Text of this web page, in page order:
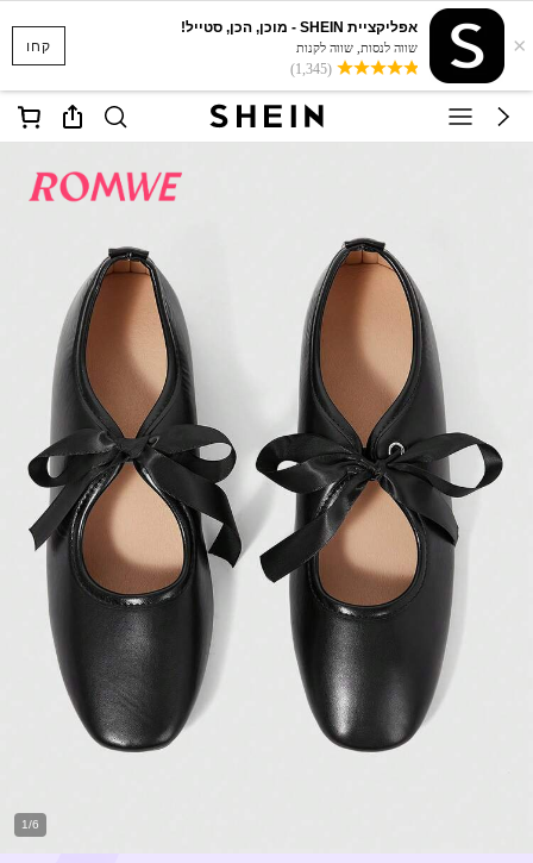
קחו ×
אפליקציית SHEIN - מוכן, הכן, סטייל!
שווה לנסות, שווה לקנות
(1,345)
1/6